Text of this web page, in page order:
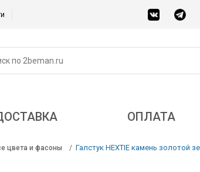
ОПЛАТА
цвета и фасоны Галстук HEXTIE камень золотой